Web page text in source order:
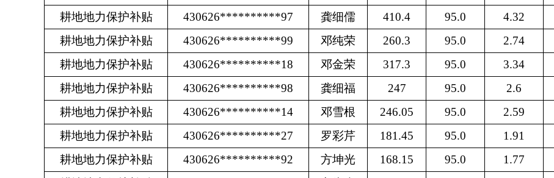
耕地地力保护补贴
430626**********97 龚细儒 410.4 95.0 4.32
耕地地力保护补贴
430626**********99 邓纯荣 260.3 95.0 2.74
耕地地力保护补贴
430626**********18 邓金荣 317.3 95.0 3.34
耕地地力保护补贴
430626**********98 龚细福 247 95.0 2.6
耕地地力保护补贴
430626**********14 邓雪根 246.05 95.0 2.59
耕地地力保护补贴
430626**********27 罗彩芹 181.45 95.0 1.91
耕地地力保护补贴
430626**********92 方坤光 168.15 95.0 1.77